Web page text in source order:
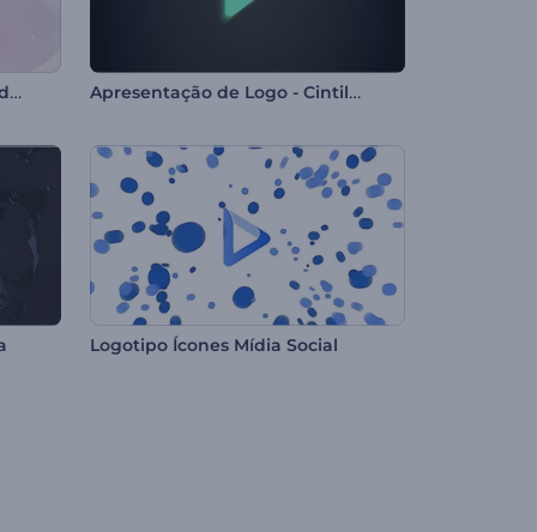
Apresentação de Logo - Flor de Cerejeira Apresentação de Logo - Cintilante
Logotipo Ícones Mídia Social